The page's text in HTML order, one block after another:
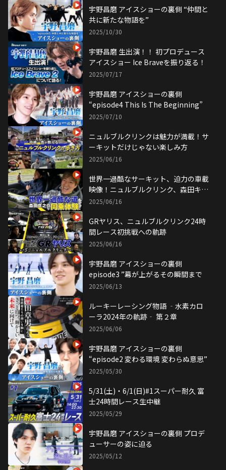
宇野昌磨 アイスショーの裏側 “仲間と
共に新たな物語を”
2025/10/30
宇野昌磨 生出演！！ 初プロデュース
アイスショー Ice Braveを振り返る！
2025/07/17
宇野昌磨 アイスショーの裏側
“episode4 This Is The Beginning”
2025/07/10
ニュルブルクリンクは魅力が満載！サ
ーキットだけじゃない楽しみ方
2025/06/16
世界一過酷なサーキット、迫力の車載
映像！ニュルブルクリンク、森田キャ
スター初体験！
2025/06/16
GRヤリス、ニュルブルクリンク24時
間レース初挑戦への軌跡
2025/06/16
宇野昌磨 アイスショーの裏側
episode3 ”幕が上がるその瞬間まで
2025/06/13
ルーキーレーシング物語 ‐水素カロ
ーラ2024年の軌跡‐ 第２章
2025/06/06
宇野昌磨 アイスショーの裏側
“episode2 変わる環境 変わらぬ意思”
2025/05/30
5/31(土)・6/1(日)#1スーパー耐久 富
士24時間レース生中継
2025/05/29
宇野昌磨 アイスショーの裏側 プロデ
ューサーの姿に迫る
2025/05/12